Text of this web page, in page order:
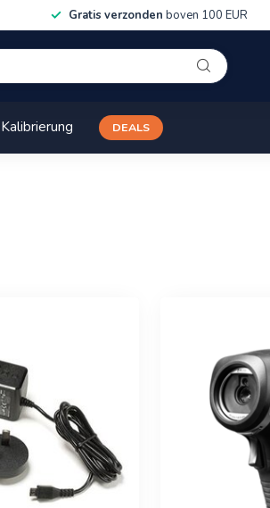
Gratis verzonden boven 100 EUR
Kalibrierung DEALS